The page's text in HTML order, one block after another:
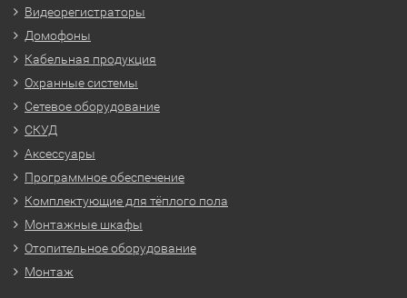
Видеорегистраторы
Домофоны
Кабельная продукция
Охранные системы
Сетевое оборудование
СКУД
Аксессуары
Программное обеспечение
Комплектующие для тёплого пола
Монтажные шкафы
Отопительное оборудование
Монтаж